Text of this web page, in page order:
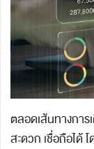
ตลอดเส้นทางกา
สะดวก เชื่อถือได้